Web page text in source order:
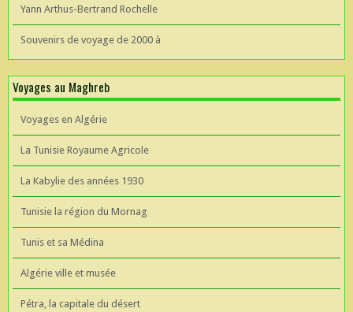
Yann Arthus-Bertrand Rochelle
Souvenirs de voyage de 2000 à
Voyages au Maghreb
Voyages en Algérie
La Tunisie Royaume Agricole
La Kabylie des années 1930
Tunisie la région du Mornag
Tunis et sa Médina
Algérie ville et musée
Pétra, la capitale du désert